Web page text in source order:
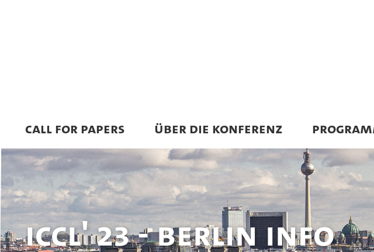
CALL FOR PAPERS ÜBER DIE KONFERENZ
ICCL' 23 - Berlin Info